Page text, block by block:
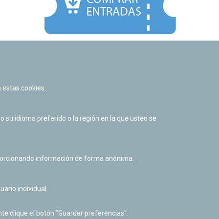
Política de cookies
Derecho de acceso a información pública
cookies.
su idioma preferido o la región en la que usted se
información de forma anónima.
individual.
clique el botón "Guardar preferencias".